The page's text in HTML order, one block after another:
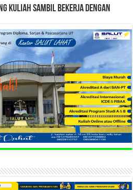
KULIAH SAMBIL BEKERJA DENGAN